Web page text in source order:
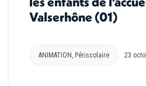
Valserhône (01)
ANIMATION , Périscolaire 23